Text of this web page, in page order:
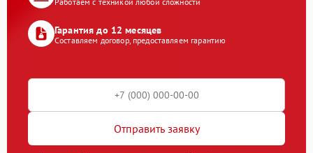
Гарантия до 12 месяцев
Составляем договор, предоставляем гарантию
Отправить заявку